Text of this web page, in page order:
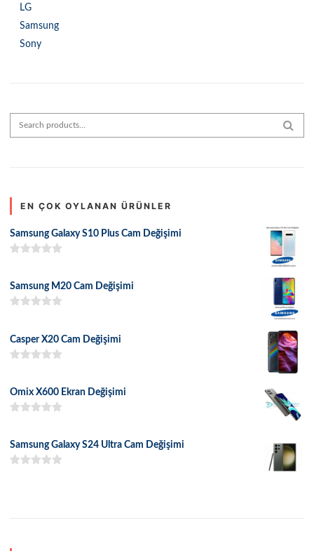
LG
Samsung
Sony
Search for:
EN ÇOK OYLANAN ÜRÜNLER
Samsung Galaxy S10 Plus Cam Değişimi
Samsung M20 Cam Değişimi
Casper X20 Cam Değişimi
Omix X600 Ekran Değişimi
Samsung Galaxy S24 Ultra Cam Değişimi